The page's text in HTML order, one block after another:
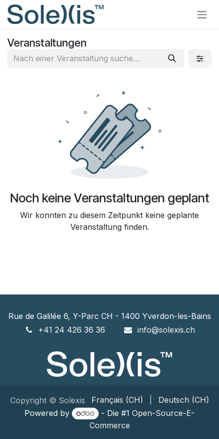
Zum Inhalt springen
Veranstaltungen
Noch keine Veranstaltungen geplant
Wir konnten zu diesem Zeitpunkt keine geplante
Veranstaltung finden.
Rue de Galilée 6, Y-Parc CH - 1400 Yverdon-les-Bains
+41 24 426 36 36
info@solexis.ch
Copyright © Solexis Français (CH)
Deutsch (CH)
Powered by
- Die #1 Open-Source-E-
Commerce